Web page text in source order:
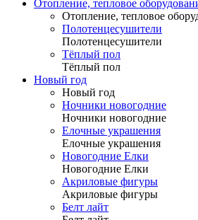
Отопление, тепловое
Отопление, тепловое
Полотенцесушители
Полотенцесушители
Тёплый пол
Тёплый пол
Новый год
Новый год
Ночники новогодние
Ночники новогодние
Елочные украшения
Елочные украшения
Новогодние Елки
Новогодние Елки
Акриловые фигуры
Акриловые фигуры
Белт лайт